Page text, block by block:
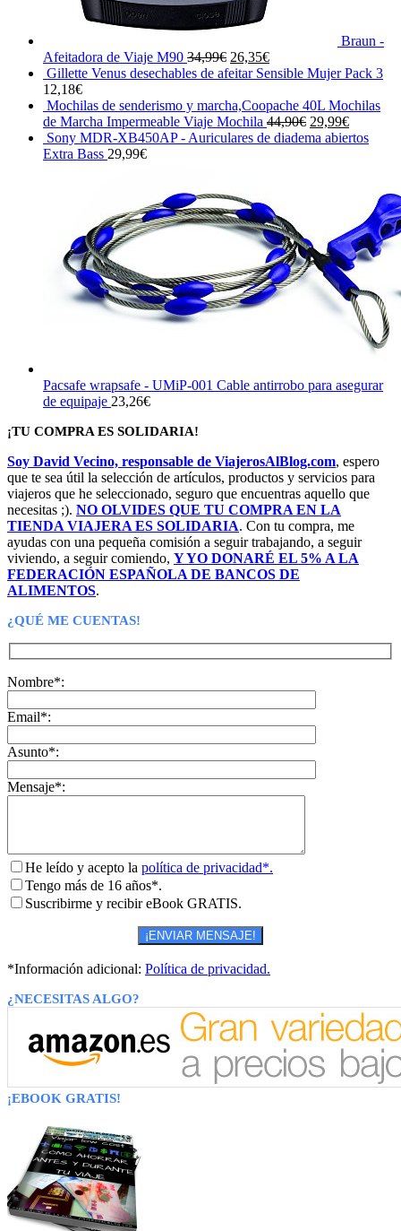
Braun -
Afeitadora de Viaje M90 34,99€ El
precio
era:
34,99€.
26,35€El
precio
es:
26,35€.
Gillette Venus desechables de afeitar Sensible Mujer Pack 3
12,18€
Mochilas de senderismo y marcha,Coopache 40L Mochilas
de Marcha Impermeable Viaje Mochila 44,90€ El
precio
29,99€El
precio
Sony MDR-XB450AP - Auriculares de diadema abiertos
Extra Bass 29,99€
Pacsafe wrapsafe - UMiP-001 Cable antirrobo para asegurar
de equipaje 23,26€
¡TU COMPRA ES SOLIDARIA!
Soy David Vecino, responsable de ViajerosAlBlog.com, espero
que te sea útil la selección de artículos, productos y servicios para
viajeros que he seleccionado, seguro que encuentras aquello que
necesitas ;). NO OLVIDES QUE TU COMPRA EN LA
TIENDA VIAJERA ES SOLIDARIA. Con tu compra, me
ayudas con una pequeña comisión a seguir trabajando, a seguir
viviendo, a seguir comiendo, Y YO DONARÉ EL 5% A LA
FEDERACIÓN ESPAÑOLA DE BANCOS DE
ALIMENTOS.
¿QUÉ ME CUENTAS!
Nombre*:
Email*:
Asunto*:
Mensaje*:
He leído y acepto la política de privacidad*.
Tengo más de 16 años*.
Suscribirme y recibir eBook GRATIS.
*Información adicional: Política de privacidad.
¿NECESITAS ALGO?
¡EBOOK GRATIS!